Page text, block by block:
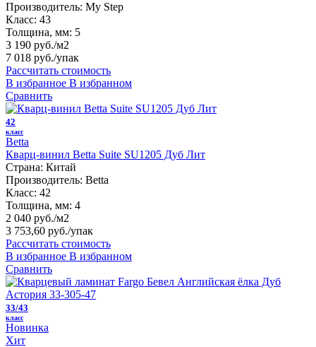
Производитель: My Step
Класс: 43
Толщина, мм: 5
3 190 руб./м2
7 018 руб./упак
Рассчитать стоимость
В избранное В избранном
Сравнить
42
класс
Betta
Кварц-винил Betta Suite SU1205 Дуб Лит
Страна: Китай
Производитель: Betta
Класс: 42
Толщина, мм: 4
2 040 руб./м2
3 753,60 руб./упак
Рассчитать стоимость
В избранное В избранном
Сравнить
33/43
класс
Новинка
Хит